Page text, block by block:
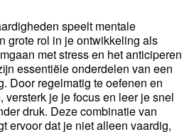
speelt mentale
grote rol in je ontwikkeling als
met stress en het anticiperen
essentiële onderdelen van een
Door regelmatig te oefenen en
versterk je je focus en leer je snel
druk. Deze combinatie van
ervoor dat je niet alleen vaardig,